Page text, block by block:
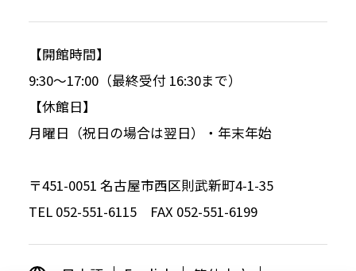
【開館時間】
9:30～17:00（最終受付 16:30まで）
【休館日】
月曜日（祝日の場合は翌日）・年末年始
〒451-0051 名古屋市西区則武新町4-1-35
TEL 052-551-6115 FAX 052-551-6199